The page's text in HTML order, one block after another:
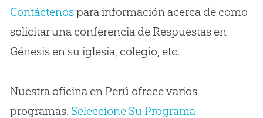
Contáctenospara información acerca de como
solicitar una conferencia de Respuestas en
Génesis en su iglesia, colegio, etc.
Nuestra oficina en Perú ofrece varios
programas. Seleccione Su Programa